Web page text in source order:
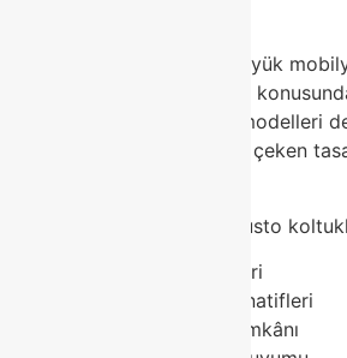
Modoko, Türkiye’nin en büyük
biri olarak koltuk çeşitliliği
zengindir. Agusto koltuk modelleri
yelpazesi içinde en dikkat çeken
Modoko’da sergilenen Agusto
Farklı renk seçenekleri
Kumaş ve doku alternatifleri
Ölçüye göre üretim imkânı